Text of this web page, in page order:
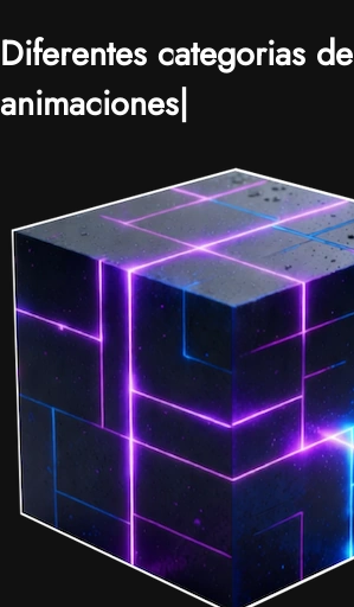
Diferentes categorias de
animaciones|